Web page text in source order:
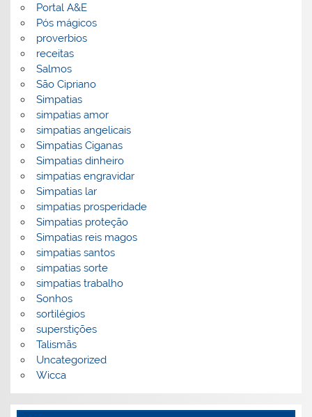
Portal A&E
Pós mágicos
proverbios
receitas
Salmos
São Cipriano
Simpatias
simpatias amor
simpatias angelicais
Simpatias Ciganas
Simpatias dinheiro
simpatias engravidar
Simpatias lar
simpatias prosperidade
Simpatias proteção
Simpatias reis magos
simpatias santos
simpatias sorte
simpatias trabalho
Sonhos
sortilégios
superstições
Talismãs
Uncategorized
Wicca